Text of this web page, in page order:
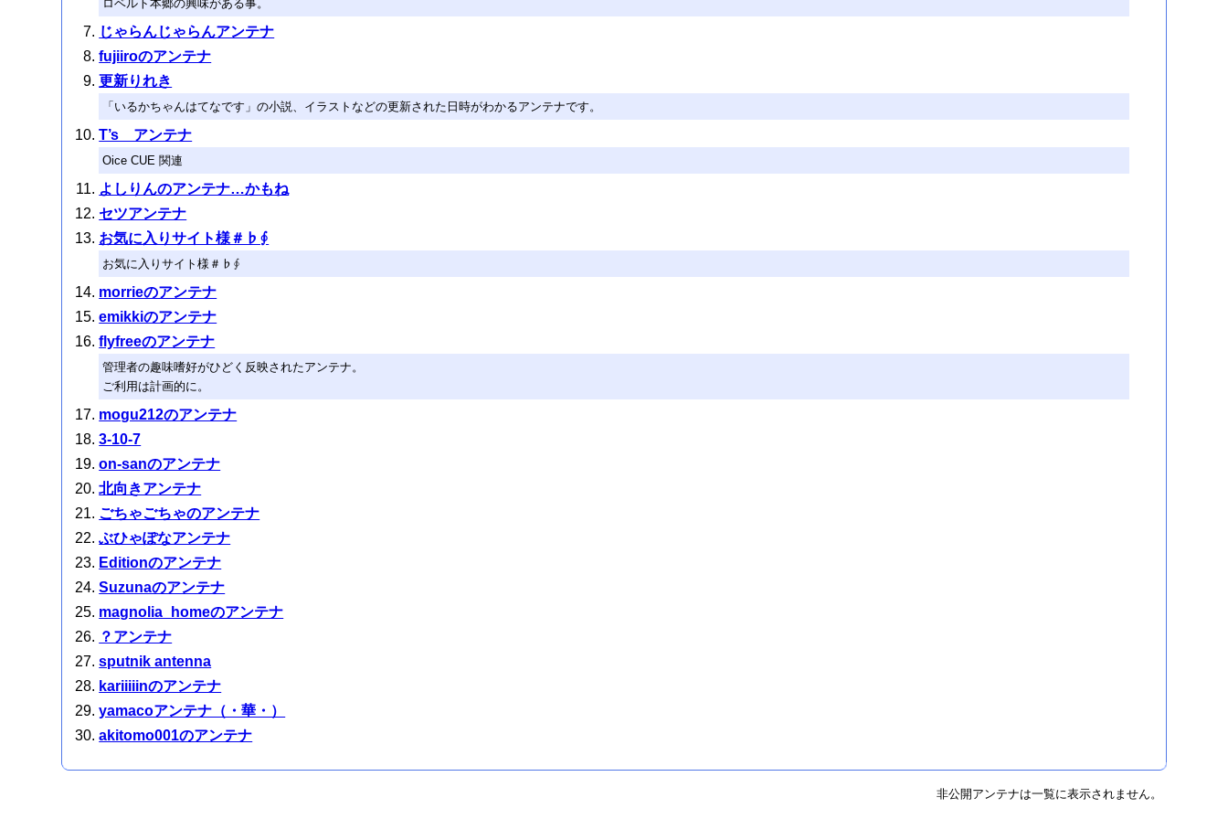
ロベルト本郷の興味がある事。
じゃらんじゃらんアンテナ
fujiiroのアンテナ
更新りれき
「いるかちゃんはてなです」の小説、イラストなどの更新された日時がわかるアンテナです。
T’s アンテナ
Oice CUE 関連
よしりんのアンテナ…かもね
セツアンテナ
お気に入りサイト様＃♭∮
お気に入りサイト様＃♭∮
morrieのアンテナ
emikkiのアンテナ
flyfreeのアンテナ
管理者の趣味嗜好がひどく反映されたアンテナ。
ご利用は計画的に。
mogu212のアンテナ
3-10-7
on-sanのアンテナ
北向きアンテナ
ごちゃごちゃのアンテナ
ぶひゃぽなアンテナ
Editionのアンテナ
Suzunaのアンテナ
magnolia_homeのアンテナ
？アンテナ
sputnik antenna
kariiiiinのアンテナ
yamacoアンテナ（・華・）
akitomo001のアンテナ
非公開アンテナは一覧に表示されません。